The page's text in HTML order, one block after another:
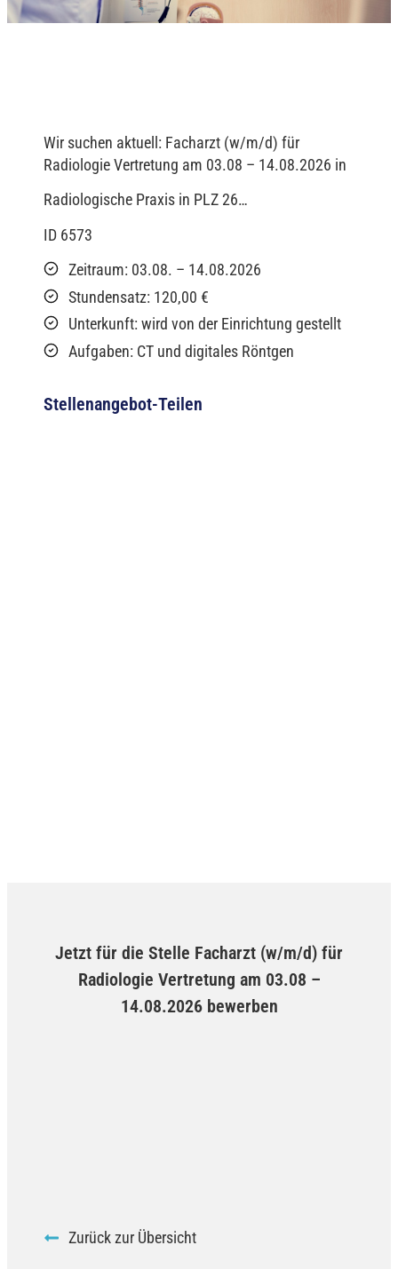
Wir suchen aktuell: Facharzt (w/m/d) für
Radiologie Vertretung am 03.08 – 14.08.2026 in
Radiologische Praxis in PLZ 26…
ID 6573
Zeitraum: 03.08. – 14.08.2026
Stundensatz: 120,00 €
Unterkunft: wird von der Einrichtung gestellt
Aufgaben: CT und digitales Röntgen
Stellenangebot-Teilen
Jetzt für die Stelle Facharzt (w/m/d) für
Radiologie Vertretung am 03.08 –
14.08.2026 bewerben
Zurück zur Übersicht